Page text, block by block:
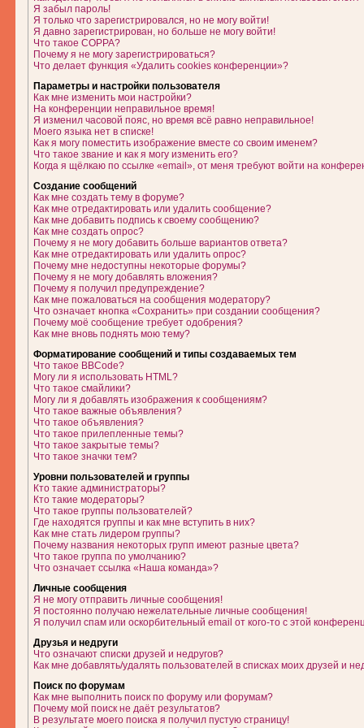
Я забыл пароль!
Я только что зарегистрировался, но не могу войти!
Я давно зарегистрирован, но больше не могу войти!
Что такое COPPA?
Почему я не могу зарегистрироваться?
Что делает функция «Удалить cookies конференции»?
Параметры и настройки пользователя
Как мне изменить мои настройки?
На конференции неправильное время!
Я изменил часовой пояс, но время всё равно неправильное!
Моего языка нет в списке!
Как я могу поместить изображение вместе со своим именем?
Что такое звание и как я могу изменить его?
Когда я щёлкаю по ссылке «email», от меня требуют войти на
Создание сообщений
Как мне создать тему в форуме?
Как мне отредактировать или удалить сообщение?
Как мне добавить подпись к своему сообщению?
Как мне создать опрос?
Почему я не могу добавить больше вариантов ответа?
Как мне отредактировать или удалить опрос?
Почему мне недоступны некоторые форумы?
Почему я не могу добавлять вложения?
Почему я получил предупреждение?
Как мне пожаловаться на сообщения модератору?
Что означает кнопка «Сохранить» при создании сообщения?
Почему моё сообщение требует одобрения?
Как мне вновь поднять мою тему?
Форматирование сообщений и типы создаваемых тем
Что такое BBCode?
Могу ли я использовать HTML?
Что такое смайлики?
Могу ли я добавлять изображения к сообщениям?
Что такое важные объявления?
Что такое объявления?
Что такое прилепленные темы?
Что такое закрытые темы?
Что такое значки тем?
Уровни пользователей и группы
Кто такие администраторы?
Кто такие модераторы?
Что такое группы пользователей?
Где находятся группы и как мне вступить в них?
Как мне стать лидером группы?
Почему названия некоторых групп имеют разные цвета?
Что такое группа по умолчанию?
Что означает ссылка «Наша команда»?
Личные сообщения
Я не могу отправить личные сообщения!
Я постоянно получаю нежелательные личные сообщения!
Я получил спам или оскорбительный email от кого-то с этой
Друзья и недруги
Что означают списки друзей и недругов?
Как мне добавлять/удалять пользователей в списках моих друзей и
Поиск по форумам
Как мне выполнить поиск по форуму или форумам?
Почему мой поиск не даёт результатов?
В результате моего поиска я получил пустую страницу!